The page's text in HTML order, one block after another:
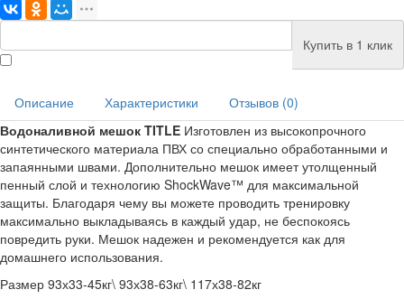
Купить в 1 клик
Описание Характеристики
Отзывов (0)
Водоналивной мешок TITLE Изготовлен из высокопрочного
синтетического материала ПВХ со специально обработанными и
запаянными швами. Дополнительно мешок имеет утолщенный
пенный слой и технологию ShockWave™ для максимальной
защиты. Благодаря чему вы можете проводить тренировку
максимально выкладываясь в каждый удар, не беспокоясь
повредить руки. Мешок надежен и рекомендуется как для
домашнего использования.
Размер 93х33-45кг\ 93х38-63кг\ 117х38-82кг